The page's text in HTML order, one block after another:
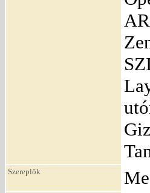
Szereplők